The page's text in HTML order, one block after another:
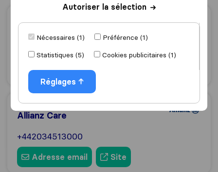
Pacific Prime
+852 2588 0190
Adresse email
Allianz Care
+442034513000
Adresse email Site
Autoriser la sélection
Nécessaires (1)
Préférence (1)
Statistiques (5)
Cookies publicitaires (1)
Réglages